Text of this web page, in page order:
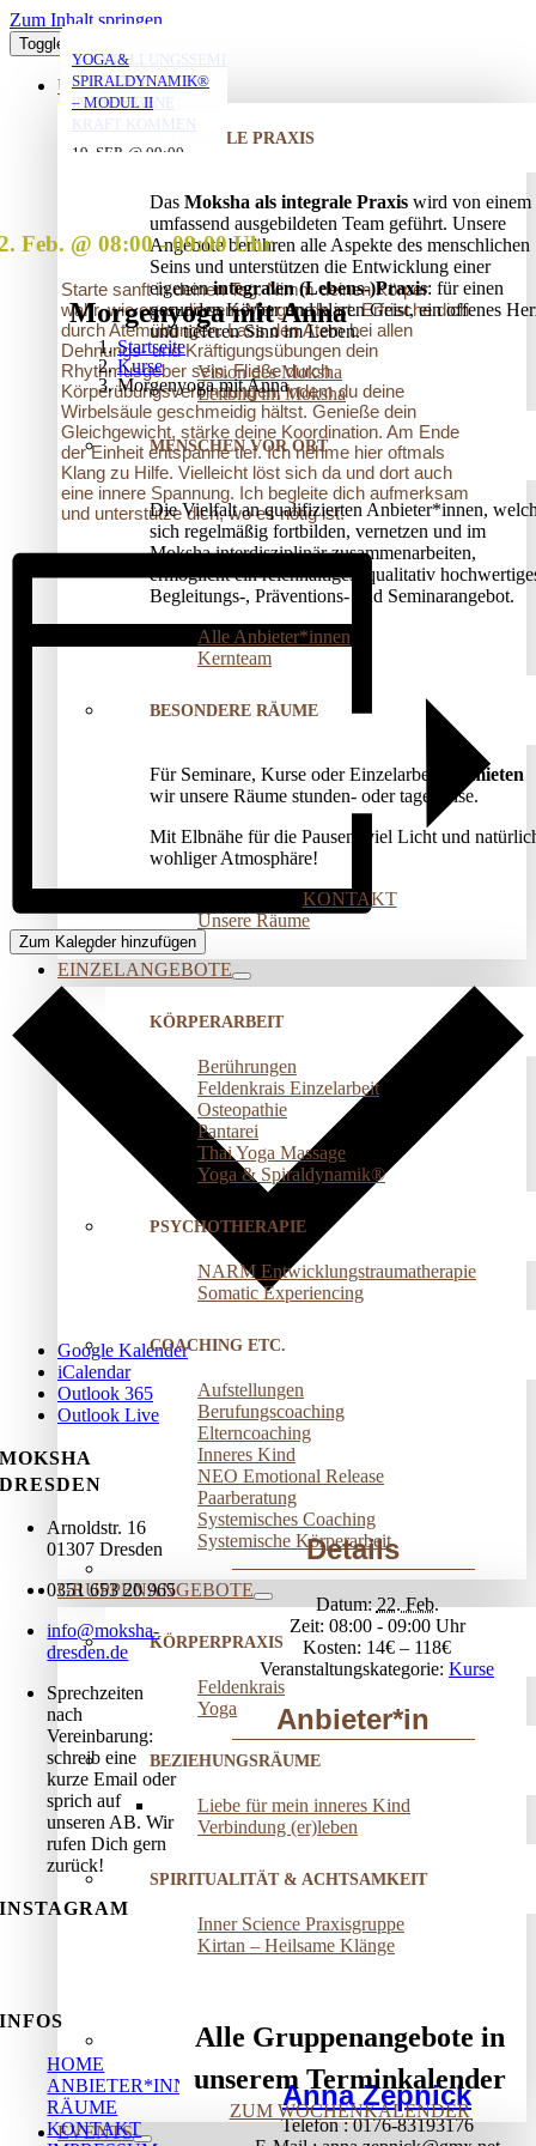
Zum Inhalt springen
Toggle Navigation
ÜBER UNS
INTEGRALE PRAXIS
Das Moksha als integrale Praxis wird von einem
umfassend ausgebildeten Team geführt. Unsere
Angebote berühren alle Aspekte des menschlichen
Seins und unterstützen die Entwicklung einer
eigenenintegralen (Lebens-)Praxis: für einen
gesunden Körper und klaren Geist, ein offenes
und tieferen Sinn im Leben.
Vision des Moksha
Leitbild im Moksha
MENSCHEN VOR ORT
Die Vielfalt an qualifizierten Anbieter*innen,
sich regelmäßig fortbilden, vernetzen und im
Moksha interdisziplinär zusammenarbeiten,
ermöglicht ein reichhaltiges, qualitativ
Begleitungs-, Präventions­- und Seminarangebot.
Alle Anbieter*innen
Kernteam
BESONDERE RÄUME
Für Seminare, Kurse oder Einzelarbeit
vermieten
wir unsere Räume stunden- oder tageweise.
Mit Elbnähe für die Pausen, viel Licht und
wohliger Atmosphäre!
KONTAKT
Unsere Räume
EINZELANGEBOTE
KÖRPERARBEIT
Berührungen
Feldenkrais Einzelarbeit
Osteopathie
Pantarei
Thai Yoga Massage
Yoga & Spiraldynamik®
PSYCHOTHERAPIE
NARM Entwicklungstraumatherapie
Somatic Experiencing
COACHING ETC.
Aufstellungen
Berufungscoaching
Elterncoaching
Inneres Kind
NEO Emotional Release
Paarberatung
Systemisches Coaching
Systemische Körperarbeit
GRUPPENANGEBOTE
KÖRPERPRAXIS
Feldenkrais
Yoga
BEZIEHUNGSRÄUME
Liebe für mein inneres Kind
Verbindung (er)leben
SPIRITUALITÄT & ACHTSAMKEIT
Inner Science Praxisgruppe
Kirtan – Heilsame Klänge
Alle Gruppenangebote in
unserem Terminkalender
ZUM WOCHENKALENDER
EVENTS
Morgenyoga mit Anna
Startseite
Kurse
Morgenyoga mit Anna
Feb. @ 08:00-09:00
Starte sanft in deinen Tag. Nimm deinen Körper
wahr, wie er an diesem Morgen da ist. Erfrische dich
durch Atemübungen. Lass den Atem bei allen
Dehnungs- und Kräftigungsübungen dein
Rhythmusgeber sein. Fließe durch
Körperübungsverbindungen, indem du deine
Wirbelsäule geschmeidig hältst. Genieße dein
Gleichgewicht, stärke deine Koordination. Am Ende
der Einheit entspanne tief. Ich nehme hier oftmals
Klang zu Hilfe. Vielleicht löst sich da und dort auch
eine innere Spannung. Ich begleite dich aufmerksam
und unterstütze dich, wo es nötig ist.
Zum Kalender hinzufügen
Google Kalender
iCalendar
Outlook 365
Outlook Live
Details
Datum: 22. Feb.
Zeit: 08:00 - 09:00
Kosten: 14€ – 118€
Veranstaltungskategorie: Kurse
Anbieter*in
Anna Zepnick
Telefon 0176-83193176
MOKSHA
DRESDEN
Arnoldstr. 16
01307 Dresden
0351 653 20 965
info@moksha-
dresden.de
Sprechzeiten
nach
Vereinbarung:
schreib eine
kurze Email oder
sprich auf
unseren AB. Wir
rufen Dich gern
zurück!
INSTAGRAM
INFOS
HOME
ANBIETER*INNEN
RÄUME
KONTAKT
YOGA MIT DANIEL
10. AUG. @ 18:00
19:30
YOGA MIT DANIEL
10. AUG. @ 20:00
21:30
YOGA MIT DANIEL
11. AUG. @ 18:00
19:30
VERSTRICKUNGEN
LÖSEN – OFFENES
AUFSTELLUNGSSEMINAR
25. AUG. @ 17:00
AUFSTELLUNGSSEMINAR
– MIT DEM VATER
IN DIE EIGENE
KRAFT KOMMEN
YOGA &
SPIRALDYNAMIK®
– MODUL II
19. SEP. @ 09:00
20. SEP. @ 16:00